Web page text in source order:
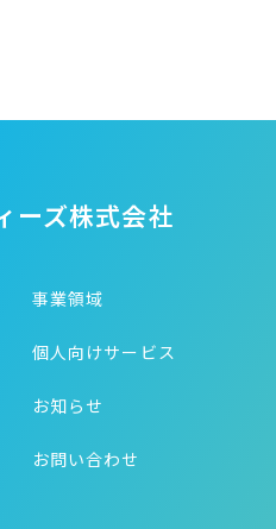
事業領域
個人向けサービス
お知らせ
お問い合わせ